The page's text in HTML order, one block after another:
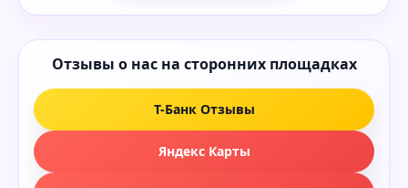
Отзывы о нас на сторонних площадках
Т-Банк Отзывы
Яндекс Карты